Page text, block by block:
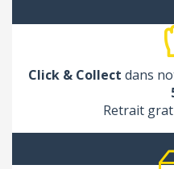
Click & Collect dans
Retrait